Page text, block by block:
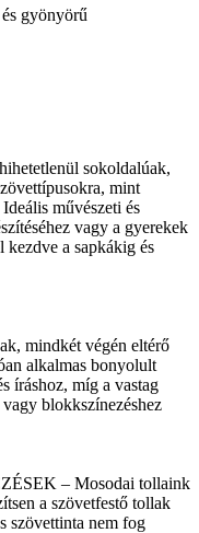
gyönyörű
sokoldalúak,
mint
művészeti és
vagy a gyerekek
kezdve a sapkákig és
mindkét végén eltérő
alkalmas bonyolult
íráshoz, míg a vastag
blokkszínezéshez
– Mosodai tollaink
a szövetfestő tollak
szövettinta nem fog